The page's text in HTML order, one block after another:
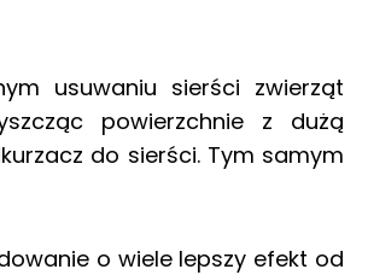
usuwaniu sierści zwierząt
powierzchnie z dużą
do sierści. Tym samym
o wiele lepszy efekt od